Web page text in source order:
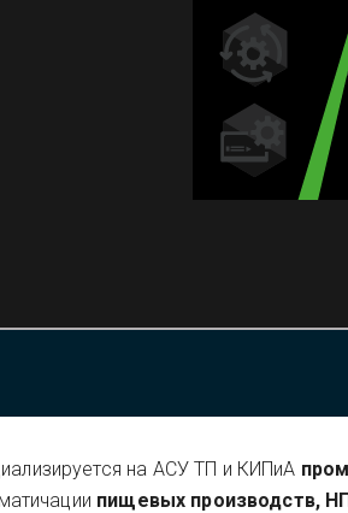
на АСУ ТП и КИПиА
пищевых производств,